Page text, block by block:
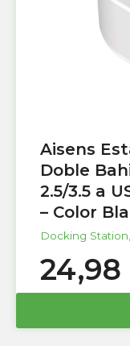
Aisens
Doble
2.5/3.5 a
– Color
Docking Station,
24,98